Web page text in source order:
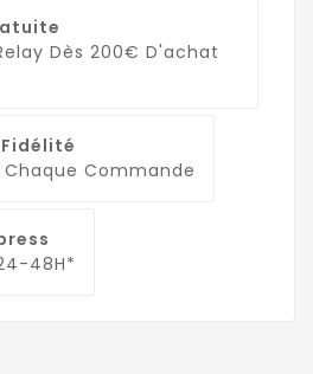
Dès 200€ D'achat
Commande
48H*